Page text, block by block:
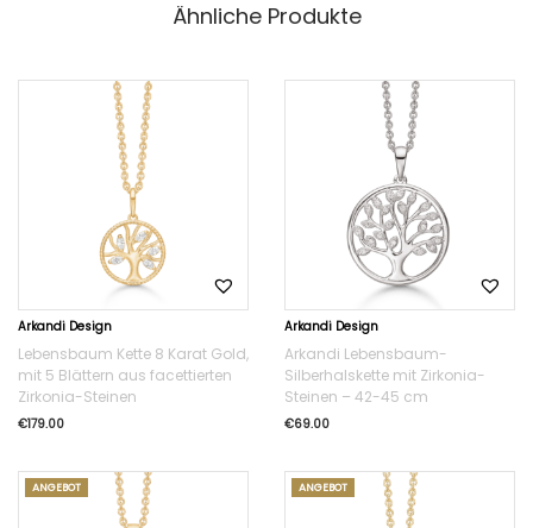
Ähnliche Produkte
Arkandi Design
Lebensbaum Kette 8 Karat Gold,
mit 5 Blättern aus facettierten
Zirkonia-Steinen
€179.00
Arkandi Design
Arkandi Lebensbaum-
Silberhalskette mit Zirkonia-
Steinen – 42-45 cm
€69.00
ANGEBOT ANGEBOT